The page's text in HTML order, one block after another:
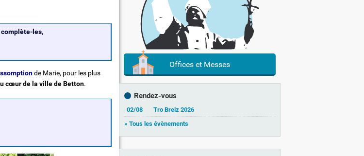
complète-les,
de Marie, pour les plus
cœur de la ville de Betton.
Offices et Messes
Rendez-vous
02/08
Tro Breiz 2026
» Tous les évènements